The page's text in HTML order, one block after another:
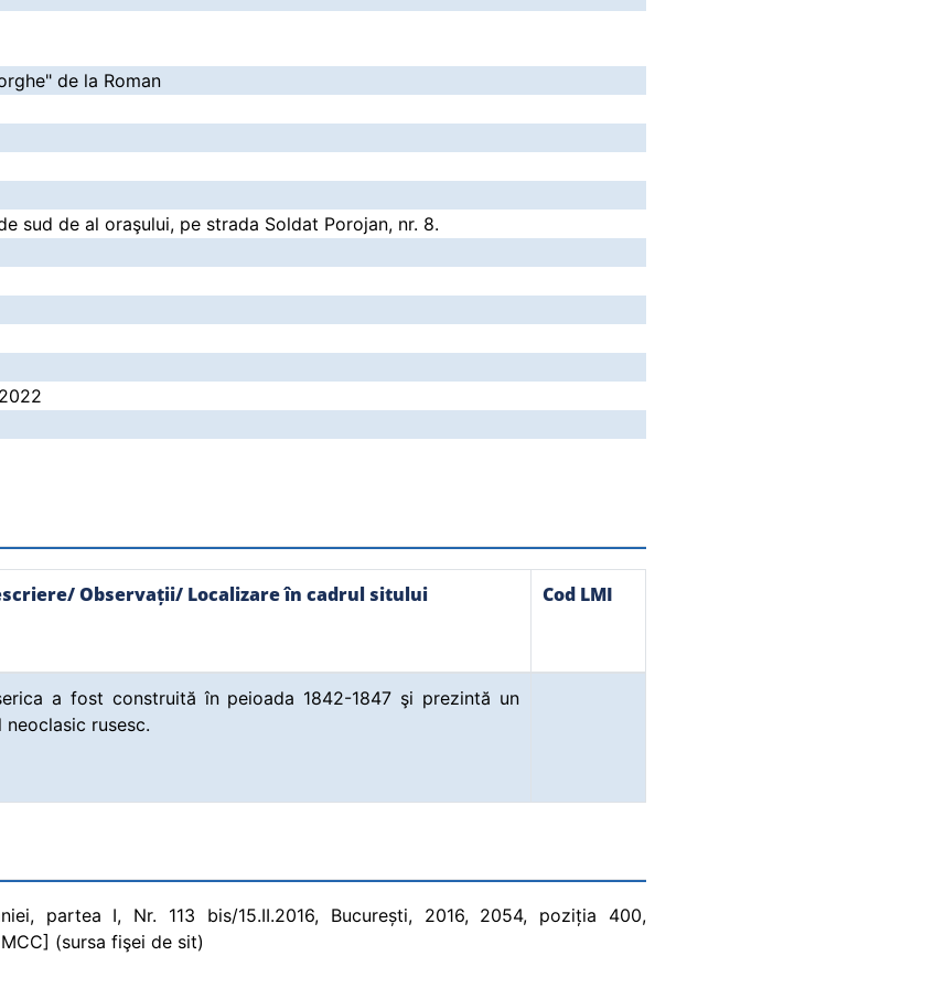
de la Roman
sud de al oraşului, pe strada Soldat Porojan, nr. 8.
Observații/ Localizare în cadrul sitului Cod LMI
a fost construită în peioada 1842-1847 şi prezintă un
neoclasic rusesc.
partea I, Nr. 113 bis/15.II.2016, București, 2016, 2054, poziția 400,
(sursa fişei de sit)